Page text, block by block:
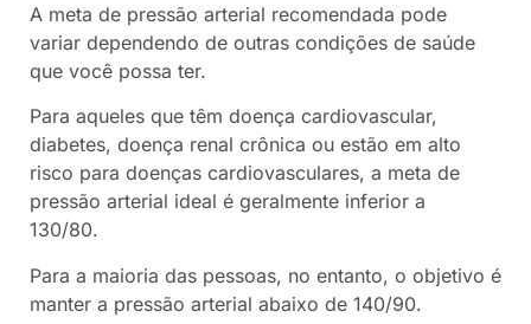
A meta de pressão arterial recomendada pode
variar dependendo de outras condições de saúde
que você possa ter.
Para aqueles que têm doença cardiovascular,
diabetes, doença renal crônica ou estão em alto
risco para doenças cardiovasculares, a meta de
pressão arterial ideal é geralmente inferior a
130/80.
Para a maioria das pessoas, no entanto, o objetivo é
manter a pressão arterial abaixo de 140/90.